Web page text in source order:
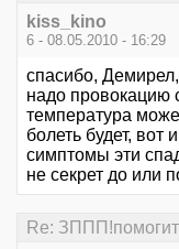
kiss_kino
6 - 08.05.2010 - 16:29
спасибо, Демирел,
надо провокацию
температура
болеть будет,
симптомы эти
не секрет до или
Re: